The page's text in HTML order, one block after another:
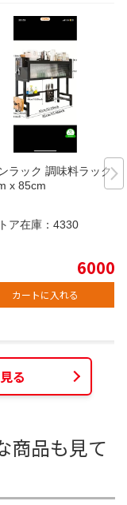
ラック 調味料ラック 収
x 85cm
ア在庫： 4330
6000
カートに入れる
る
商品も見て